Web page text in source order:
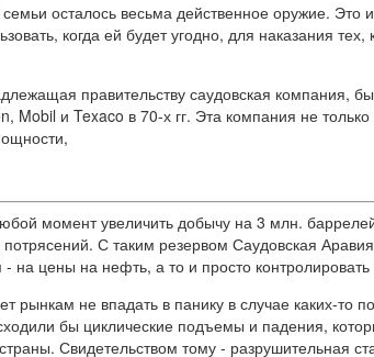
семьи осталось весьма действенное оружие.
когда ей будет угодно, для наказания
правительству саудовская компания,
Mobil и Texaco в 70-х гг. Эта компания не
момент увеличить добычу на 3 млн.
С таким резервом Саудовская
на цены на нефть, а то и просто контролировать
рынкам не впадать в панику в случае каких-то
бы циклические подъемы и падения,
Свидетельством тому - разрушительная